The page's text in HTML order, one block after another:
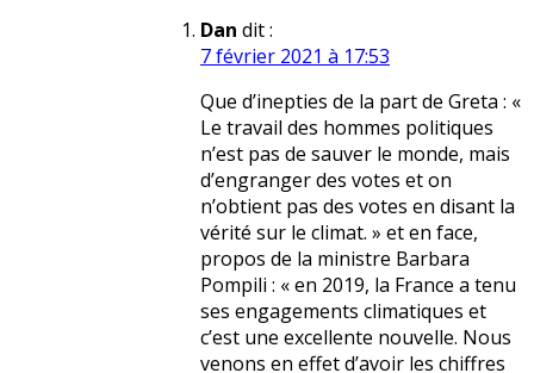
Dan dit :
7 février 2021 à 17:53
Que d’inepties de la part de Greta : «
Le travail des hommes politiques
n’est pas de sauver le monde, mais
d’engranger des votes et on
n’obtient pas des votes en disant la
vérité sur le climat. » et en face,
propos de la ministre Barbara
Pompili : « en 2019, la France a tenu
ses engagements climatiques et
c’est une excellente nouvelle. Nous
venons en effet d’avoir les chiffres